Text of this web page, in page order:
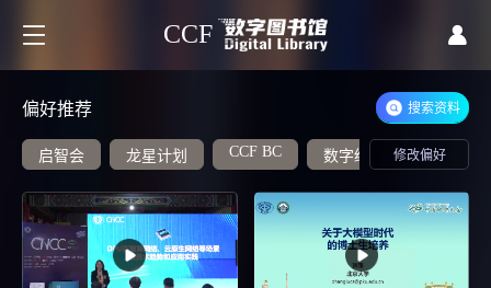
CCF
偏好推荐 搜索资料
启智会 龙星计划 CCF BC 数字经济 社会计算
修改偏好